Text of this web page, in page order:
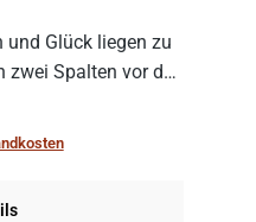
und Glück liegen zu
zwei Spalten vor den
Höhe zu treiben
nur, solange man